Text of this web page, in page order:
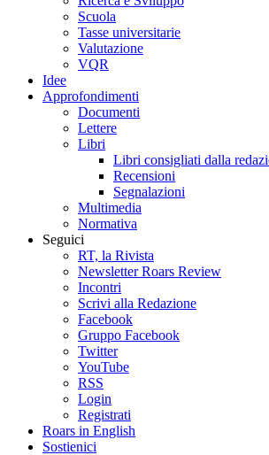
Scuola
Tasse universitarie
Valutazione
VQR
Idee
Approfondimenti
Documenti
Lettere
Libri
Libri consigliati dalla
Recensioni
Segnalazioni
Multimedia
Normativa
Seguici
RT, la Rivista
Newsletter Roars Review
Incontri
Scrivi alla Redazione
Facebook
Gruppo Facebook
Twitter
YouTube
RSS
Login
Registrati
Roars in English
Sostienici